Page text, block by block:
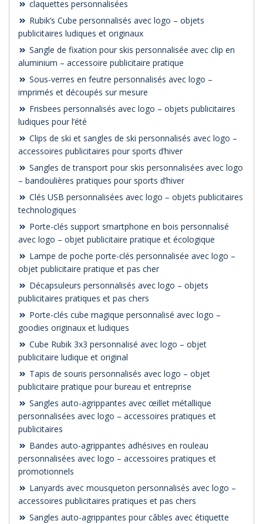
claquettes personnalisées
Rubik’s Cube personnalisés avec logo – objets
publicitaires ludiques et originaux
Sangle de fixation pour skis personnalisée avec clip en
aluminium – accessoire publicitaire pratique
Sous-verres en feutre personnalisés avec logo –
imprimés et découpés sur mesure
Frisbees personnalisés avec logo – objets publicitaires
ludiques pour l’été
Clips de ski et sangles de ski personnalisés avec logo –
accessoires publicitaires pour sports d’hiver
Sangles de transport pour skis personnalisées avec logo
– bandoulières pratiques pour sports d’hiver
Clés USB personnalisées avec logo – objets publicitaires
technologiques
Porte-clés support smartphone en bois personnalisé
avec logo – objet publicitaire pratique et écologique
Lampe de poche porte-clés personnalisée avec logo –
objet publicitaire pratique et pas cher
Décapsuleurs personnalisés avec logo – objets
publicitaires pratiques et pas chers
Porte-clés cube magique personnalisé avec logo –
goodies originaux et ludiques
Cube Rubik 3x3 personnalisé avec logo – objet
publicitaire ludique et original
Tapis de souris personnalisés avec logo – objet
publicitaire pratique pour bureau et entreprise
Sangles auto-agrippantes avec œillet métallique
personnalisées avec logo – accessoires pratiques et
publicitaires
Bandes auto-agrippantes adhésives en rouleau
personnalisées avec logo – accessoires pratiques et
promotionnels
Lanyards avec mousqueton personnalisés avec logo –
accessoires publicitaires pratiques et pas chers
Sangles auto-agrippantes pour câbles avec étiquette